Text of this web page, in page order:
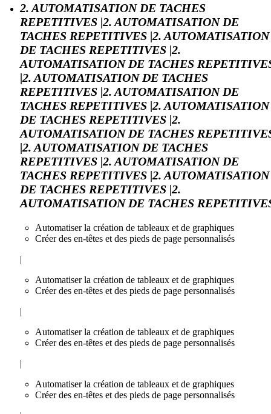
2. AUTOMATISATION DE TACHES
REPETITIVES |2. AUTOMATISATION DE
TACHES REPETITIVES |2. AUTOMATISATION
DE TACHES REPETITIVES |2.
AUTOMATISATION DE TACHES
|2. AUTOMATISATION DE TACHES
REPETITIVES |2. AUTOMATISATION DE
TACHES REPETITIVES |2. AUTOMATISATION
DE TACHES REPETITIVES |2.
AUTOMATISATION DE TACHES
|2. AUTOMATISATION DE TACHES
REPETITIVES |2. AUTOMATISATION DE
TACHES REPETITIVES |2. AUTOMATISATION
DE TACHES REPETITIVES |2.
AUTOMATISATION DE TACHES
Automatiser la création de tableaux et de graphiques
Créer des en-têtes et des pieds de page personnalisés
|
Automatiser la création de tableaux et de graphiques
Créer des en-têtes et des pieds de page personnalisés
|
Automatiser la création de tableaux et de graphiques
Créer des en-têtes et des pieds de page personnalisés
|
Automatiser la création de tableaux et de graphiques
Créer des en-têtes et des pieds de page personnalisés